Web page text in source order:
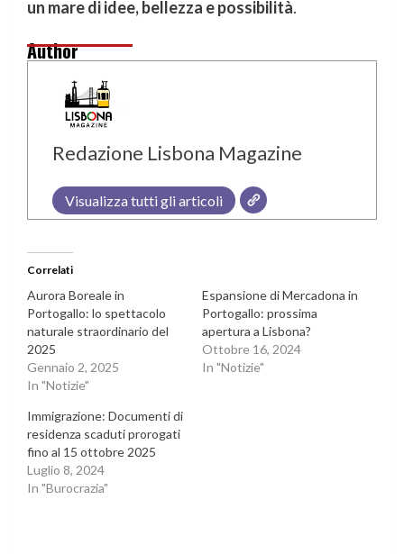
un mare di idee, bellezza e possibilità.
Author
Redazione Lisbona Magazine
Visualizza tutti gli articoli
Correlati
Aurora Boreale in
Portogallo: lo spettacolo
naturale straordinario del
2025
Gennaio 2, 2025
In "Notizie"
Espansione di Mercadona in
Portogallo: prossima
apertura a Lisbona?
Ottobre 16, 2024
In "Notizie"
Immigrazione: Documenti di
residenza scaduti prorogati
fino al 15 ottobre 2025
Luglio 8, 2024
In "Burocrazia"